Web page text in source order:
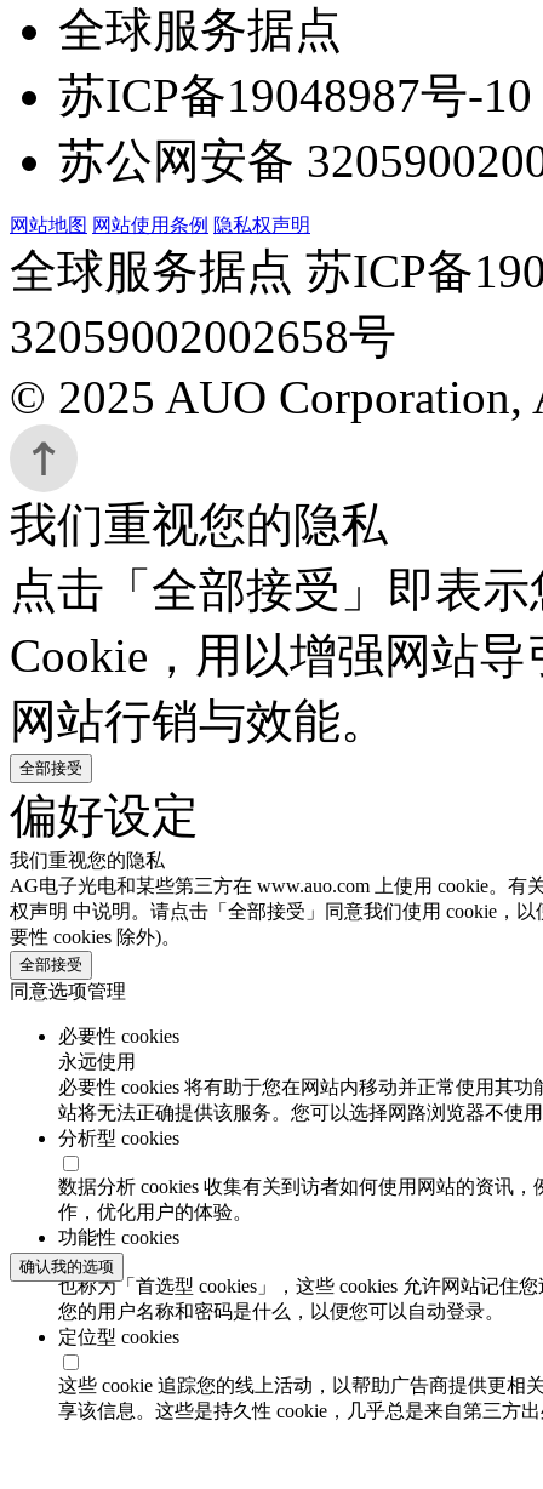
全球服务据点
苏ICP备19048987号-10
苏公网安备
网站地图 网站使用条例 隐私权声明
全球服务据点 苏ICP备
32059002002658号
© 2025 AUO Corporation,
我们重视您的隐私
点击「全部接受」即表
Cookie，用以增强网站
网站行销与效能。
全部接受
偏好设定
我们重视您的隐私
AG电子光电和某些第三方在 www.auo.com 上使用 cookie。
权声明 中说明。请点击「全部接受」同意我们使用 cookie，
要性 cookies 除外)。
全部接受
同意选项管理
必要性 cookies
永远使用
必要性 cookies 将有助于您在网站内移动并正常使用其
站将无法正确提供该服务。您可以选择网路浏览器不使
分析型 cookies
数据分析 cookies 收集有关到访者如何使用网站的资讯
作，优化用户的体验。
功能性 cookies
也称为「首选型 cookies」，这些 cookies 允许网站记
您的用户名称和密码是什么，以便您可以自动登录。
定位型 cookies
这些 cookie 追踪您的线上活动，以帮助广告商提供更相
享该信息。这些是持久性 cookie，几乎总是来自第三方
确认我的选项